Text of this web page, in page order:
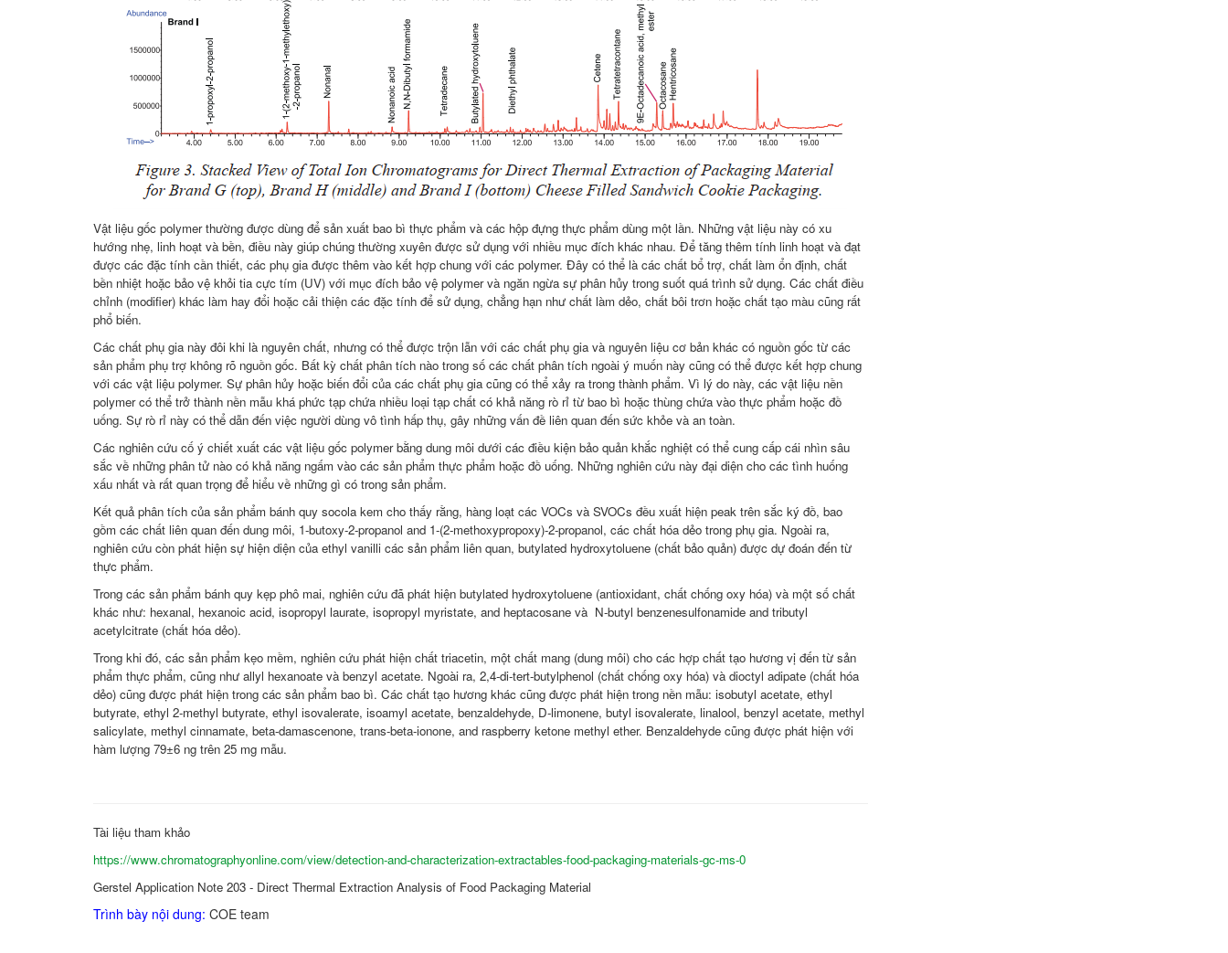
Vật liệu gốc polymer thường được dùng để sản xuất bao bì thực phẩm và các hộp đựng thực phẩm dùng một lần. Những vật liệu này có xu
hướng nhẹ, linh hoạt và bền, điều này giúp chúng thường xuyên được sử dụng với nhiều mục đích khác nhau. Để tăng thêm tính linh hoạt và đạt
được các đặc tính cần thiết, các phụ gia được thêm vào kết hợp chung với các polymer. Đây có thể là các chất bổ trợ, chất làm ổn định, chất
bền nhiệt hoặc bảo vệ khỏi tia cực tím (UV) với mục đích bảo vệ polymer và ngăn ngừa sự phân hủy trong suốt quá trình sử dụng. Các chất điều
chỉnh (modifier) khác làm hay đổi hoặc cải thiện các đặc tính để sử dụng, chẳng hạn như chất làm dẻo, chất bôi trơn hoặc chất tạo màu cũng rất
phổ biến.
Các chất phụ gia này đôi khi là nguyên chất, nhưng có thể được trộn lẫn với các chất phụ gia và nguyên liệu cơ bản khác có nguồn gốc từ các
sản phẩm phụ trợ không rõ nguồn gốc. Bất kỳ chất phân tích nào trong số các chất phân tích ngoài ý muốn này cũng có thể được kết hợp chung
với các vật liệu polymer. Sự phân hủy hoặc biến đổi của các chất phụ gia cũng có thể xảy ra trong thành phẩm. Vì lý do này, các vật liệu nền
polymer có thể trở thành nền mẫu khá phức tạp chứa nhiều loại tạp chất có khả năng rò rỉ từ bao bì hoặc thùng chứa vào thực phẩm hoặc đồ
uống. Sự rò rỉ này có thể dẫn đến việc người dùng vô tình hấp thụ, gây những vấn đề liên quan đến sức khỏe và an toàn.
Các nghiên cứu cố ý chiết xuất các vật liệu gốc polymer bằng dung môi dưới các điều kiện bảo quản khắc nghiệt có thể cung cấp cái nhìn sâu
sắc về những phân tử nào có khả năng ngấm vào các sản phẩm thực phẩm hoặc đồ uống. Những nghiên cứu này đại diện cho các tình huống
xấu nhất và rất quan trọng để hiểu về những gì có trong sản phẩm.
Kết quả phân tích của sản phẩm bánh quy socola kem cho thấy rằng, hàng loạt các VOCs và SVOCs đều xuất hiện peak trên sắc ký đồ, bao
gồm các chất liên quan đến dung môi, 1-butoxy-2-propanol and 1-(2-methoxypropoxy)-2-propanol, các chất hóa dẻo trong phụ gia. Ngoài ra,
nghiên cứu còn phát hiện sự hiện diện của ethyl vanilli các sản phẩm liên quan, butylated hydroxytoluene (chất bảo quản) được dự đoán đến từ
thực phẩm.
Trong các sản phẩm bánh quy kẹp phô mai, nghiên cứu đã phát hiện butylated hydroxytoluene (antioxidant, chất chống oxy hóa) và một số chất
khác như: hexanal, hexanoic acid, isopropyl laurate, isopropyl myristate, and heptacosane và N-butyl benzenesulfonamide and tributyl
acetylcitrate (chất hóa dẻo).
Trong khi đó, các sản phẩm kẹo mềm, nghiên cứu phát hiện chất triacetin, một chất mang (dung môi) cho các hợp chất tạo hương vị đến từ sản
phẩm thực phẩm, cũng như allyl hexanoate và benzyl acetate. Ngoài ra, 2,4-di-tert-butylphenol (chất chống oxy hóa) và dioctyl adipate (chất hóa
dẻo) cũng được phát hiện trong các sản phẩm bao bì. Các chất tạo hương khác cũng được phát hiện trong nền mẫu: isobutyl acetate, ethyl
butyrate, ethyl 2-methyl butyrate, ethyl isovalerate, isoamyl acetate, benzaldehyde, D-limonene, butyl isovalerate, linalool, benzyl acetate, methyl
salicylate, methyl cinnamate, beta-damascenone, trans-beta-ionone, and raspberry ketone methyl ether. Benzaldehyde cũng được phát hiện với
hàm lượng 79±6 ng trên 25 mg mẫu.
Tài liệu tham khảo
https://www.chromatographyonline.com/view/detection-and-characterization-extractables-food-packaging-materials-gc-ms-0
Gerstel Application Note 203 - Direct Thermal Extraction Analysis of Food Packaging Material
Trình bày nội dung: COE team